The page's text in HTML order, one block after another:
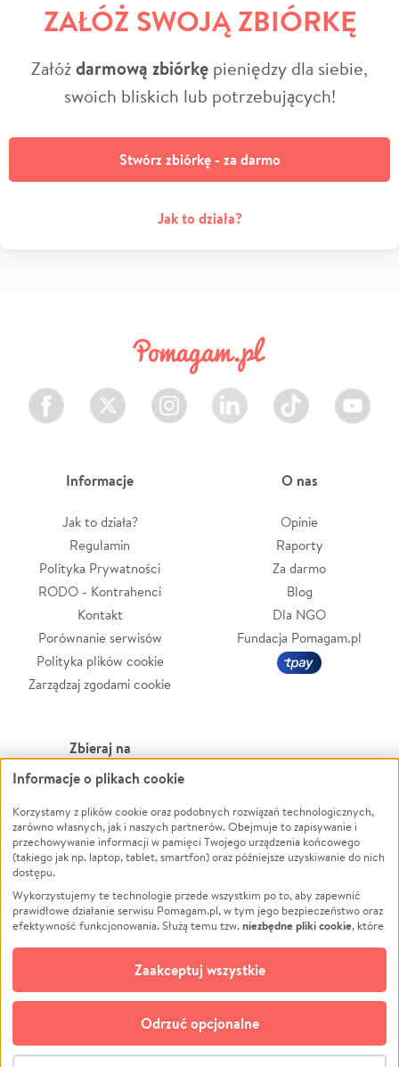
ZAŁÓŻ SWOJĄ ZBIÓRKĘ
Załóżdarmową zbiórkę pieniędzy dla siebie,
swoich bliskich lub potrzebujących!
Stwórz zbiórkę - za darmo
Jak to działa?
Facebook Twitter Instagram LinkedIn TikTok Youtube
Informacje
Jak to działa?
Regulamin
Polityka Prywatności
RODO - Kontrahenci
Kontakt
Porównanie serwisów
Polityka plików cookie
Zarządzaj zgodami cookie
O nas
Opinie
Raporty
Za darmo
Blog
Dla NGO
Fundacja Pomagam.pl
Zbieraj na
Leczenie
Zwierzęta
Pożar
Ukraina
Pomoc Finansowa
Projekty
Pogrzeb
Społeczność lokalna
Kultura
Powódź
Wichura
NGO
Edukacja
Podróż
Impreza
Ochrona środowiska
Biznes
© CROWDING SP. Z O.O.
Informacje o plikach cookie
Korzystamy z plików cookie oraz podobnych rozwiązań technologicznych,
zarówno własnych, jak i naszych partnerów. Obejmuje to zapisywanie i
przechowywanie informacji w pamięci Twojego urządzenia końcowego
(takiego jak np. laptop, tablet, smartfon) oraz późniejsze uzyskiwanie do nich
dostępu.
Wykorzystujemy te technologie przede wszystkim po to, aby zapewnić
prawidłowe działanie serwisu Pomagam.pl, w tym jego bezpieczeństwo oraz
efektywność funkcjonowania. Służą temu tzw.niezbędne pliki cookie, które
opcjonalnych plików cookie
technologii do celów analitycznych i retargetingowych. Możesz wyrazić
zgodę na ich stosowanie lub jej odmówić. W dowolnym momencie masz
możliwość zmiany swoich preferencji na stronie „Zarządzaj zgodami cookie”,
do której link znajdziesz w stopce serwisu Pomagam.pl. Opcjonalne pliki
cookie wykorzystywane są w następujących celach:
Odrzuć opcjonalne
Zaakceptuj wszystkie